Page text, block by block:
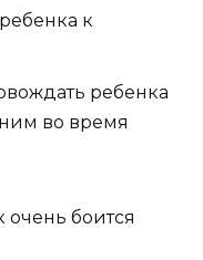
к
ребенка
ним во время
очень боится